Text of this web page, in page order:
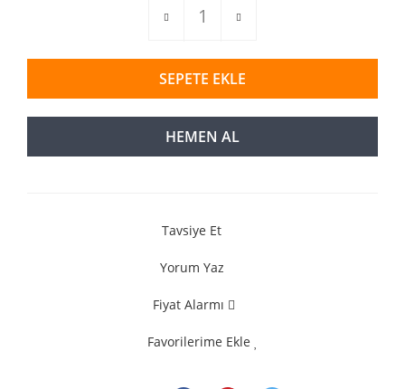
SEPETE EKLE
HEMEN AL
Tavsiye Et
Yorum Yaz
Fiyat Alarmı
Favorilerime Ekle